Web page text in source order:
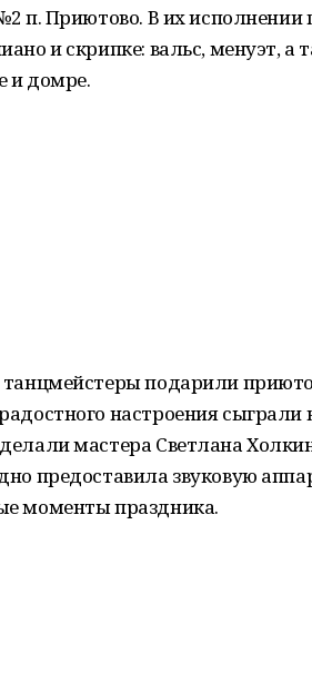
п. Приютово. В их исполнении
и скрипке: вальс, менуэт,
и домре.
танцмейстеры подарили
настроения
мастера Светлана
предоставила звуковую
моменты праздника.